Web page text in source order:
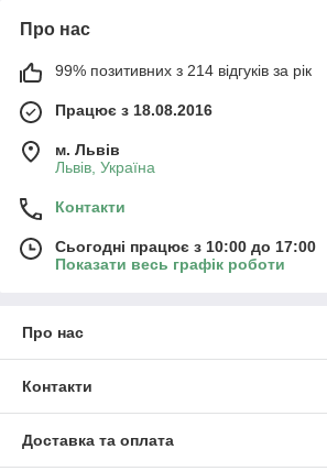
Про нас
99% позитивних з 214 відгуків за рік
Працює з 18.08.2016
м. Львів
Львів, Україна
Контакти
Сьогодні працює з 10:00 до 17:00
Показати весь графік роботи
Про нас
Контакти
Доставка та оплата